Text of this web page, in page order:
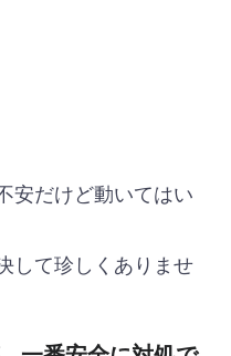
安だけど動いてはい
して珍しくありませ